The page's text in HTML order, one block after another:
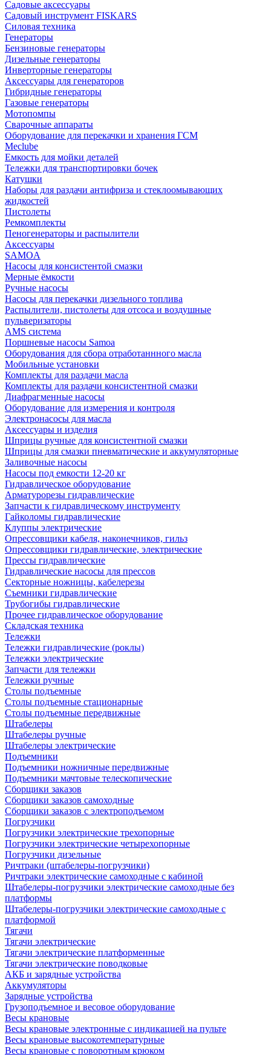
Садовые аксессуары
Садовый инструмент FISKARS
Силовая техника
Генераторы
Бензиновые генераторы
Дизельные генераторы
Инверторные генераторы
Аксессуары для генераторов
Гибридные генераторы
Газовые генераторы
Мотопомпы
Сварочные аппараты
Оборудование для перекачки и хранения ГСМ
Meclube
Емкость для мойки деталей
Тележки для транспортировки бочек
Катушки
Наборы для раздачи антифриза и стеклоомывающих
жидкостей
Пистолеты
Ремкомплекты
Пеногенераторы и распылители
Аксессуары
SAMOA
Насосы для консистентой смазки
Мерные ёмкости
Ручные насосы
Насосы для перекачки дизельного топлива
Распылители, пистолеты для отсоса и воздушные
пульверизаторы
AMS система
Поршневые насосы Samoa
Оборудования для сбора отработаннного масла
Мобильные установки
Комплекты для раздачи масла
Комплекты для раздачи консистентной смазки
Диафрагменные насосы
Оборудование для измерения и контроля
Электронасосы для масла
Аксессуары и изделия
Шприцы ручные для консистентной смазки
Шприцы для смазки пневматические и аккумуляторные
Заливочные насосы
Насосы под емкости 12-20 кг
Гидравлическое оборудование
Арматурорезы гидравлические
Запчасти к гидравлическому инструменту
Гайколомы гидравлические
Клуппы электрические
Опрессовщики кабеля, наконечников, гильз
Опрессовщики гидравлические, электрические
Прессы гидравлические
Гидравлические насосы для прессов
Секторные ножницы, кабелерезы
Съемники гидравлические
Трубогибы гидравлические
Прочее гидравлическое оборудование
Складская техника
Тележки
Тележки гидравлические (роклы)
Тележки электрические
Запчасти для тележки
Тележки ручные
Столы подъемные
Столы подъемные стационарные
Столы подъемные передвижные
Штабелеры
Штабелеры ручные
Штабелеры электрические
Подъемники
Подъемники ножничные передвижные
Подъемники мачтовые телескопические
Сборщики заказов
Сборщики заказов самоходные
Сборщики заказов с электроподъемом
Погрузчики
Погрузчики электрические трехопорные
Погрузчики электрические четырехопорные
Погрузчики дизельные
Ричтраки (штабелеры-погрузчики)
Ричтраки электрические самоходные с кабиной
Штабелеры-погрузчики электрические самоходные без
платформы
Штабелеры-погрузчики электрические самоходные с
платформой
Тягачи
Тягачи электрические
Тягачи электрические платформенные
Тягачи электрические поводковые
АКБ и зарядные устройства
Аккумуляторы
Зарядные устройства
Грузоподъемное и весовое оборудование
Весы крановые
Весы крановые электронные с индикацией на пульте
Весы крановые высокотемпературные
Весы крановые с поворотным крюком